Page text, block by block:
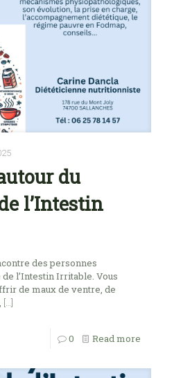
du
l’Intestin
des personnes
l’Intestin Irritable. Vous
de maux de ventre, de
[…]
0 Read more